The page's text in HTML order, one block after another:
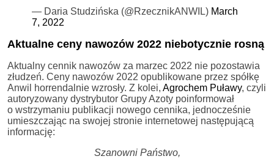
— Daria Studzińska (@RzecznikANWIL) March
7, 2022
Aktualne ceny nawozów 2022 niebotycznie rosną
Aktualny cennik nawozów za marzec 2022 nie pozostawia
złudzeń. Ceny nawozów 2022 opublikowane przez spółkę
Anwil horrendalnie wzrosły. Z kolei, Agrochem Puławy, czyli
autoryzowany dystrybutor Grupy Azoty poinformował
o wstrzymaniu publikacji nowego cennika, jednocześnie
umieszczając na swojej stronie internetowej następującą
informację:
Szanowni Państwo,